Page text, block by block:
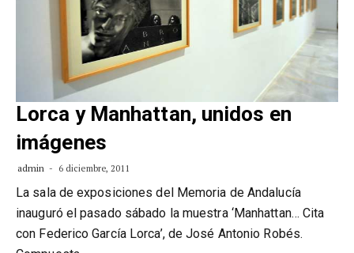
Lorca y Manhattan, unidos en
imágenes
admin 6 diciembre, 2011
La sala de exposiciones del Memoria de Andalucía
inauguró el pasado sábado la muestra ‘Manhattan… Cita
con Federico García Lorca’, de José Antonio Robés.